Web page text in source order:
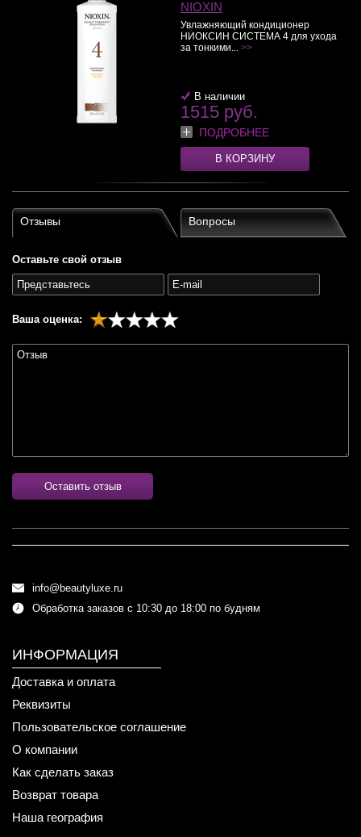
NIOXIN
Увлажняющий кондиционер
НИОКСИН СИСТЕМА 4 для ухода
за тонкими... >>
В наличии
1515 руб.
ПОДРОБНЕЕ
В КОРЗИНУ
Отзывы Вопросы
Оставьте свой отзыв
Ваша оценка:
Оставить отзыв
info@beautyluxe.ru
Обработка заказов с 10:30 до 18:00 по будням
ИНФОРМАЦИЯ
Доставка и оплата
Реквизиты
Пользовательское соглашение
О компании
Как сделать заказ
Возврат товара
Наша география